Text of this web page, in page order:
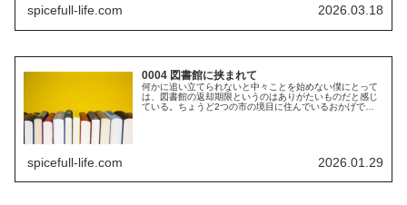
spicefull-life.com 2026.03.18
0004 図書館に挟まれて
何かに追い立てられないと中々ことを始めない僕にとって
は、図書館の返却期限というのはありがたいものだと感じ
ている。ちょうど2つの市の境目に住んでいるおかげで双
spicefull-life.com 2026.01.29